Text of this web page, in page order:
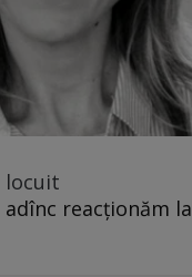
locuit
reacționăm la